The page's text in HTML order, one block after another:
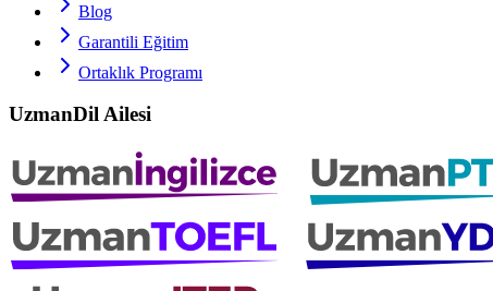
Blog
Garantili Eğitim
Ortaklık Programı
UzmanDil Ailesi